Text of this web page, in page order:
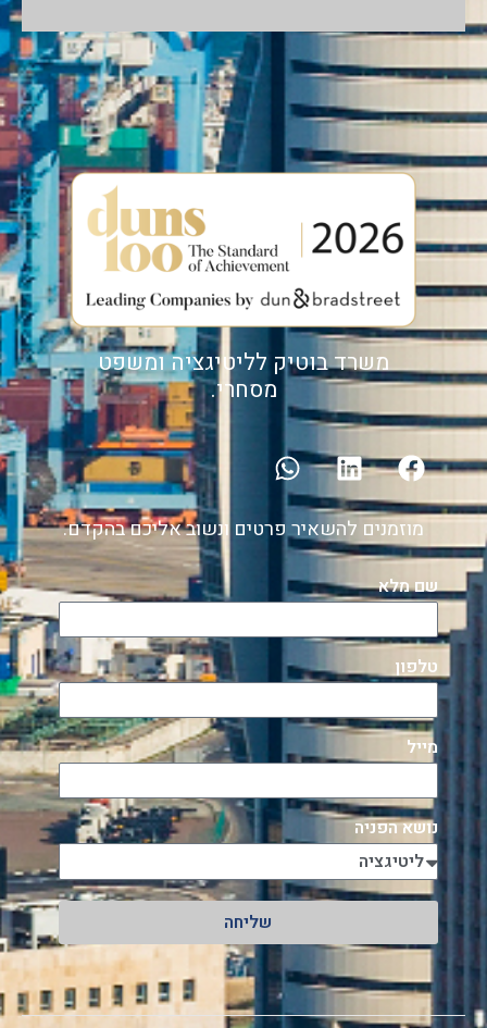
משרד בוטיק לליטיגציה ומשפט
מסחרי.
מוזמנים להשאיר פרטים ונשוב אליכם בהקדם.
שם מלא
טלפון
מייל
נושא הפניה
שליחה